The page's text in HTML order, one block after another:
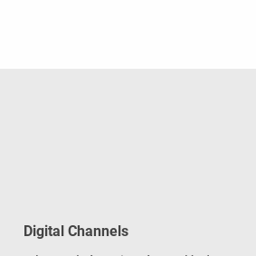
Digital Channels